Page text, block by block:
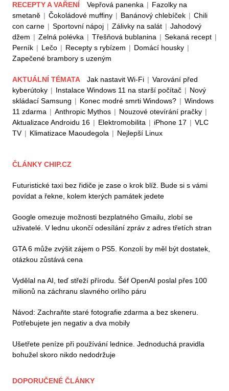
RECEPTY A VAŘENÍ Vepřová panenka | Fazolky na
smetaně | Čokoládové muffiny | Banánový chlebíček | Chili
con carne | Sportovní nápoj | Zálivky na salát | Jahodový
džem | Zelná polévka | Třešňová bublanina | Sekaná recept |
Perník | Lečo | Recepty s rybízem | Domácí housky |
Zapečené brambory s uzeným
AKTUÁLNÍ TÉMATA Jak nastavit Wi-Fi | Varování před
kyberútoky | Instalace Windows 11 na starší počítač | Nový
skládací Samsung | Konec modré smrti Windows? | Windows
11 zdarma | Anthropic Mythos | Nouzové otevírání pračky |
Aktualizace Androidu 16 | Elektromobilita | iPhone 17 | VLC
TV | Klimatizace Maoudegola | Nejlepší Linux
ČLÁNKY CHIP.CZ
Futuristické taxi bez řidiče je zase o krok blíž. Bude si s vámi
povídat a řekne, kolem kterých památek jedete
Google omezuje možnosti bezplatného Gmailu, zlobí se
uživatelé. V lednu ukončí odesílání zpráv z adres třetích stran
GTA 6 může zvýšit zájem o PS5. Konzolí by měl být dostatek,
otázkou zůstává cena
Vydělal na AI, teď střeží přírodu. Šéf OpenAI poslal přes 100
milionů na záchranu slavného orlího páru
Návod: Zachraňte staré fotografie zdarma a bez skeneru.
Potřebujete jen negativ a dva mobily
Ušetřete peníze při používání lednice. Jednoduchá pravidla
bohužel skoro nikdo nedodržuje
DOPORUČENÉ ČLÁNKY